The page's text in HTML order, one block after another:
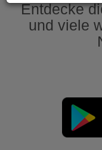
Entdecke
und viele